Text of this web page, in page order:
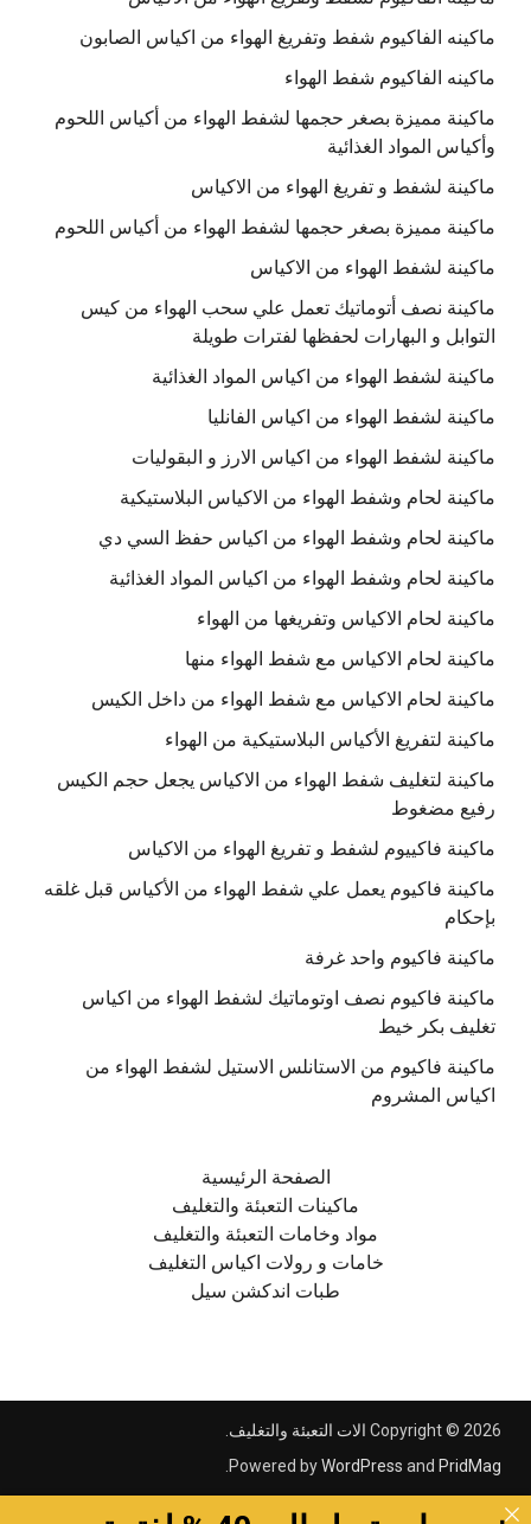
ماكينه الفاكيوم شفط وتفريغ الهواء من اكياس الصابون
ماكينه الفاكيوم شفط الهواء
ماكينة مميزة بصغر حجمها لشفط الهواء من أكياس اللحوم
وأكياس المواد الغذائية
ماكينة لشفط و تفريغ الهواء من الاكياس
ماكينة مميزة بصغر حجمها لشفط الهواء من أكياس اللحوم
ماكينة لشفط الهواء من الاكياس
ماكينة نصف أتوماتيك تعمل علي سحب الهواء من كيس
التوابل و البهارات لحفظها لفترات طويلة
ماكينة لشفط الهواء من اكياس المواد الغذائية
ماكينة لشفط الهواء من اكياس الفانليا
ماكينة لشفط الهواء من اكياس الارز و البقوليات
ماكينة لحام وشفط الهواء من الاكياس البلاستيكية
ماكينة لحام وشفط الهواء من اكياس حفظ السي دي
ماكينة لحام وشفط الهواء من اكياس المواد الغذائية
ماكينة لحام الاكياس وتفريغها من الهواء
ماكينة لحام الاكياس مع شفط الهواء منها
ماكينة لحام الاكياس مع شفط الهواء من داخل الكيس
ماكينة لتفريغ الأكياس البلاستيكية من الهواء
ماكينة لتغليف شفط الهواء من الاكياس يجعل حجم الكيس
رفيع مضغوط
ماكينة فاكييوم لشفط و تفريغ الهواء من الاكياس
ماكينة فاكيوم يعمل علي شفط الهواء من الأكياس قبل غلقه
بإحكام
ماكينة فاكيوم واحد غرفة
ماكينة فاكيوم نصف اوتوماتيك لشفط الهواء من اكياس
تغليف بكر خيط
ماكينة فاكيوم من الاستانلس الاستيل لشفط الهواء من
اكياس المشروم
الصفحة الرئيسية
ماكينات التعبئة والتغليف
مواد وخامات التعبئة والتغليف
خامات و رولات اكياس التغليف
طبات اندكشن سيل
Copyright © 2026 الات التعبئة والتغليف
Powered byWordPress and PridMag